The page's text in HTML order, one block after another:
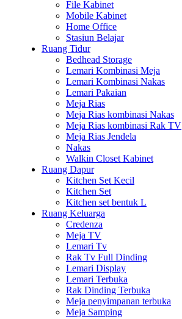
File Kabinet
Mobile Kabinet
Home Office
Stasiun Belajar
Ruang Tidur
Bedhead Storage
Lemari Kombinasi Meja
Lemari Kombinasi Nakas
Lemari Pakaian
Meja Rias
Meja Rias kombinasi Nakas
Meja Rias kombinasi Rak TV
Meja Rias Jendela
Nakas
Walkin Closet Kabinet
Ruang Dapur
Kitchen Set Kecil
Kitchen Set
Kitchen set bentuk L
Ruang Keluarga
Credenza
Meja TV
Lemari Tv
Rak Tv Full Dinding
Lemari Display
Lemari Terbuka
Rak Dinding Terbuka
Meja penyimpanan terbuka
Meja Samping